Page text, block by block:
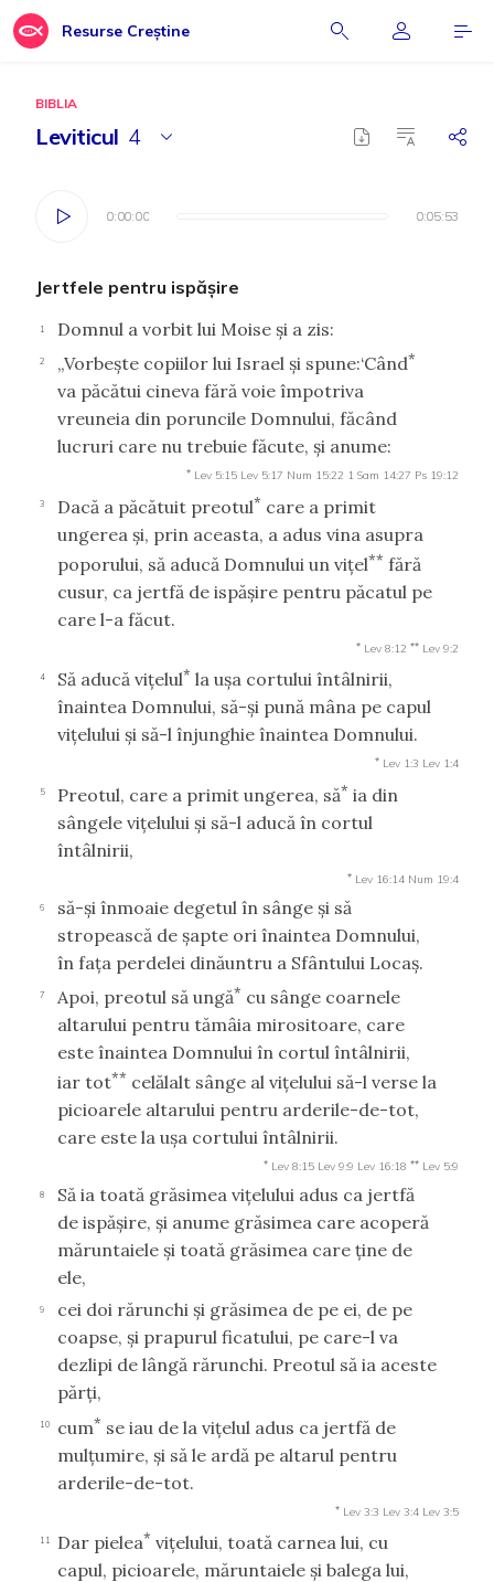
Resurse Creștine
BIBLIA
Leviticul 4
0:00:00 0:05:53
0:00:00 0:05:53
Jertfele pentru ispăşire
1 Domnul a vorbit lui Moise şi a zis:
2 „Vorbeşte copiilor lui Israel şi spune:‘Când*
va păcătui cineva fără voie împotriva
vreuneia din poruncile Domnului, făcând
lucruri care nu trebuie făcute, şi anume:
* Lev 5:15 Lev 5:17 Num 15:22 1 Sam 14:27 Ps 19:12
3 Dacă a păcătuit preotul* care a primit
ungerea şi, prin aceasta, a adus vina asupra
poporului, să aducă Domnului un viţel** fără
cusur, ca jertfă de ispăşire pentru păcatul pe
care l-a făcut.
* Lev 8:12 ** Lev 9:2
4 Să aducă viţelul* la uşa cortului întâlnirii,
înaintea Domnului, să-şi pună mâna pe capul
viţelului şi să-l înjunghie înaintea Domnului.
* Lev 1:3 Lev 1:4
5 Preotul, care a primit ungerea, să* ia din
sângele viţelului şi să-l aducă în cortul
întâlnirii,
* Lev 16:14 Num 19:4
6
să-şi înmoaie degetul în sânge şi să
stropească de şapte ori înaintea Domnului,
în faţa perdelei dinăuntru a Sfântului Locaş.
7 Apoi, preotul să ungă* cu sânge coarnele
altarului pentru tămâia mirositoare, care
este înaintea Domnului în cortul întâlnirii,
iar tot** celălalt sânge al viţelului să-l verse la
picioarele altarului pentru arderile-de-tot,
care este la uşa cortului întâlnirii.
* Lev 8:15 Lev 9:9 Lev 16:18 ** Lev 5:9
8
Să ia toată grăsimea viţelului adus ca jertfă
de ispăşire, şi anume grăsimea care acoperă
măruntaiele şi toată grăsimea care ţine de
ele,
9
cei doi rărunchi şi grăsimea de pe ei, de pe
coapse, şi prapurul ficatului, pe care-l va
dezlipi de lângă rărunchi. Preotul să ia aceste
părţi,
10 cum* se iau de la viţelul adus ca jertfă de
mulţumire, şi să le ardă pe altarul pentru
arderile-de-tot.
* Lev 3:3 Lev 3:4 Lev 3:5
11 Dar pielea* viţelului, toată carnea lui, cu
capul, picioarele, măruntaiele şi balega lui,